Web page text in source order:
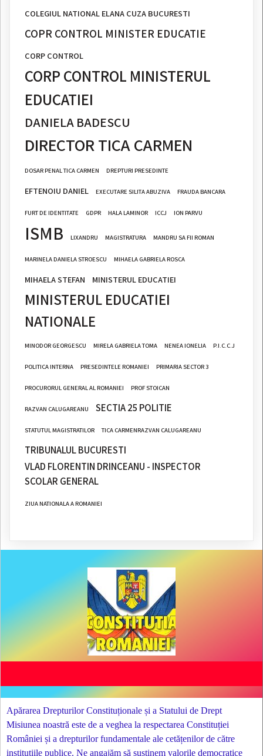
COLEGIUL NATIONAL ELANA CUZA BUCURESTI
COPR CONTROL MINISTER EDUCATIE
CORP CONTROL
CORP CONTROL MINISTERUL
EDUCATIEI
DANIELA BADESCU
DIRECTOR TICA CARMEN
DOSAR PENAL TICA CARMEN DREPTURI PRESEDINTE
EFTENOIU DANIEL EXECUTARE SILITA ABUZIVA FRAUDA BANCARA
FURT DE IDENTITATE GDPR HALA LAMINOR ICCJ ION PARVU
ISMB LIXANDRU MAGISTRATURA MANDRU SA FII ROMAN
MARINELA DANIELA STROESCU MIHAELA GABRIELA ROSCA
MIHAELA STEFAN MINISTERUL EDUCATIEI
MINISTERUL EDUCATIEI
NATIONALE
MINODOR GEORGESCU MIRELA GABRIELA TOMA NENEA IONELIA P.I.C.C.J
POLITICA INTERNA PRESEDINTELE ROMANIEI PRIMARIA SECTOR 3
PROCURORUL GENERAL AL ROMANIEI PROF STOICAN
RAZVAN CALUGAREANU SECTIA 25 POLITIE
STATUTUL MAGISTRATILOR TICA CARMENRAZVAN CALUGAREANU
TRIBUNALUL BUCURESTI
VLAD FLORENTIN DRINCEANU - INSPECTOR
SCOLAR GENERAL
ZIUA NATIONALA A ROMANIEI
Apărarea Drepturilor Constituționale și a Statului de Drept
Misiunea noastră este de a veghea la respectarea Constituției
României și a drepturilor fundamentale ale cetățenilor de către
instituțiile publice. Ne angajăm să susținem valorile democratice